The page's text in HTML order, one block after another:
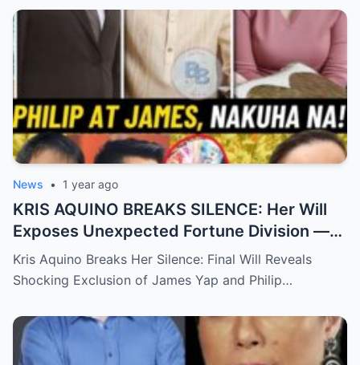
News • 1 year ago
KRIS AQUINO BREAKS SILENCE: Her Will
Exposes Unexpected Fortune Division —
What She Left for Ex-Lovers James Yap
and Philip Salvador Leaves the Public
Kris Aquino Breaks Her Silence: Final Will Reveals
Shocking Exclusion of James Yap and Philip…